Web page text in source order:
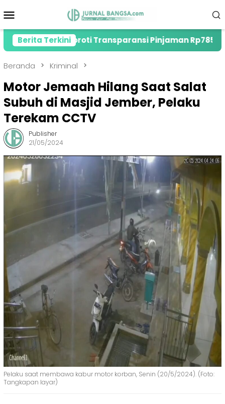
ke
Mobile
Berita Terkini
Soroti Transparansi Pinjaman Rp785 Miliar
Beranda Kriminal
Motor Jemaah Hilang Saat Salat
Subuh di Masjid Jember, Pelaku
Terekam CCTV
Publisher
21/05/2024
Pelaku saat membawa kabur motor korban, Senin (20/5/2024). (Foto:
Tangkapan layar)